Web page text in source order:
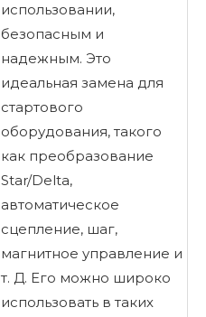
использовании,
безопасным и
надежным. Это
идеальная замена для
стартового
оборудования, такого
как преобразование
Star/Delta,
автоматическое
сцепление, шаг,
магнитное управление и
т. Д. Его можно широко
использовать в таких